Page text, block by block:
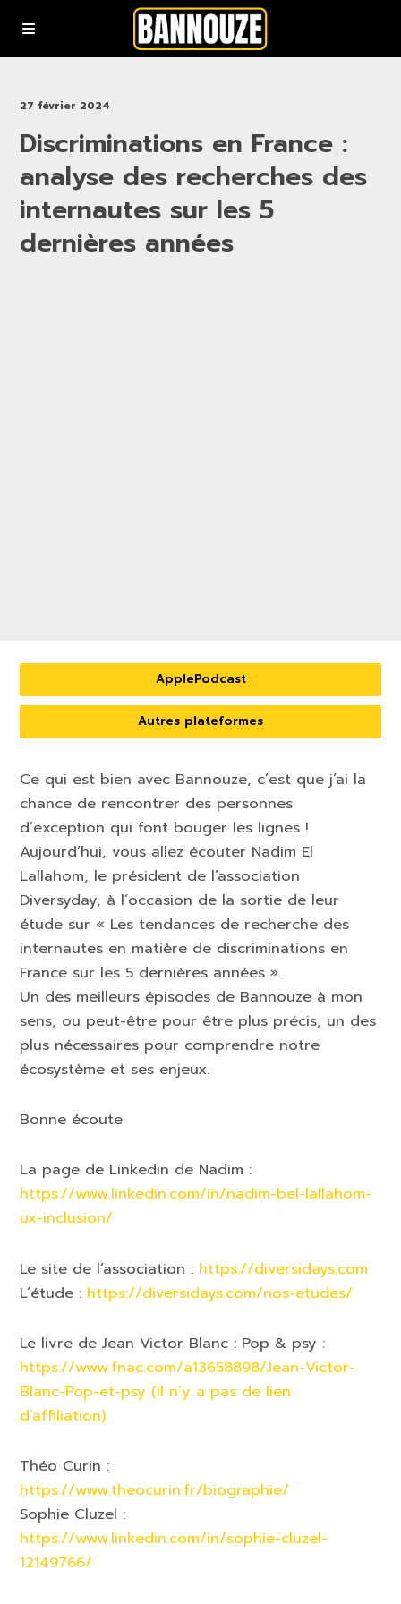
YouTube
Rejoindre la communauté bannouze (Newsletter)
Nous contacter
27 février 2024
Discriminations en France :
analyse des recherches des
internautes sur les 5
dernières années
ApplePodcast
Autres plateformes
Ce qui est bien avec Bannouze, c’est que j’ai la
chance de rencontrer des personnes
d’exception qui font bouger les lignes !
Aujourd’hui, vous allez écouter Nadim El
Lallahom, le président de l’association
Diversyday, à l’occasion de la sortie de leur
étude sur « Les tendances de recherche des
internautes en matière de discriminations en
France sur les 5 dernières années ».
Un des meilleurs épisodes de Bannouze à mon
sens, ou peut-être pour être plus précis, un des
plus nécessaires pour comprendre notre
écosystème et ses enjeux.
Bonne écoute
La page de Linkedin de Nadim :
https://www.linkedin.com/in/nadim-bel-lallahom-
ux-inclusion/
Le site de l’association : https://diversidays.com
L’étude : https://diversidays.com/nos-etudes/
Le livre de Jean Victor Blanc : Pop & psy :
https://www.fnac.com/a13658898/Jean-Victor-
Blanc-Pop-et-psy (il n’y a pas de lien
d’affiliation)
Théo Curin :
https://www.theocurin.fr/biographie/
Sophie Cluzel :
https://www.linkedin.com/in/sophie-cluzel-
12149766/